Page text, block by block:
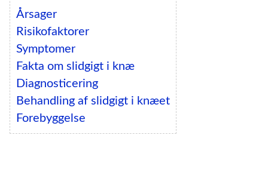
Årsager
Risikofaktorer
Symptomer
Fakta om slidgigt i knæ
Diagnosticering
Behandling af slidgigt i knæet
Forebyggelse